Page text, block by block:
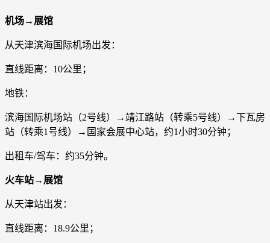
机场→展馆
从天津滨海国际机场出发：
直线距离：10公里；
地铁：
滨海国际机场站（2号线）→靖江路站（转乘5号线）→下瓦房
站（转乘1号线）→国家会展中心站，约1小时30分钟；
出租车/驾车：约35分钟。
火车站→展馆
从天津站出发：
直线距离：18.9公里；